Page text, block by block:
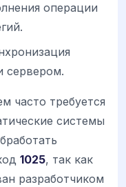
операции
сервером.
часто требуется
системы
1025, так как
разработчиком